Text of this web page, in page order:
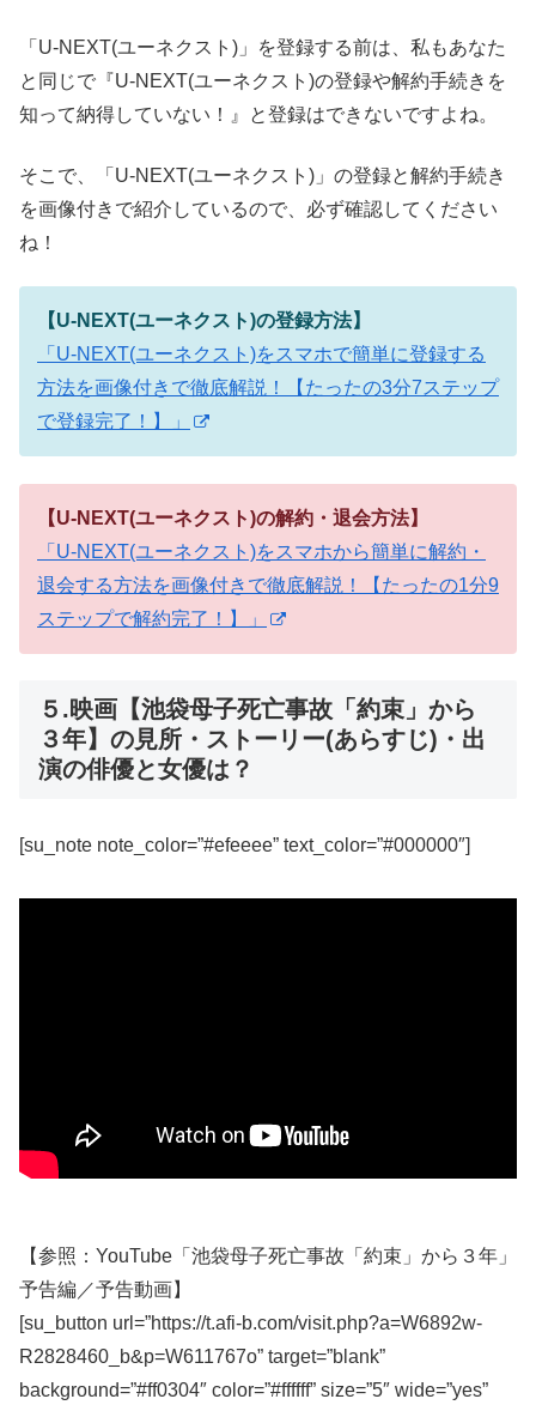
「U-NEXT(ユーネクスト)」を登録する前は、私もあなた
と同じで『U-NEXT(ユーネクスト)の登録や解約手続きを
知って納得していない！』と登録はできないですよね。
そこで、「U-NEXT(ユーネクスト)」の登録と解約手続き
を画像付きで紹介しているので、必ず確認してください
ね！
【U-NEXT(ユーネクスト)の登録方法】
「U-NEXT(ユーネクスト)をスマホで簡単に登録する
方法を画像付きで徹底解説！【たったの3分7ステップ
で登録完了！】」
【U-NEXT(ユーネクスト)の解約・退会方法】
「U-NEXT(ユーネクスト)をスマホから簡単に解約・
退会する方法を画像付きで徹底解説！【たったの1分9
ステップで解約完了！】」
５.映画【池袋母子死亡事故「約束」から
３年】の見所・ストーリー(あらすじ)・出
演の俳優と女優は？
[su_note note_color=”#efeeee” text_color=”#000000″]
【参照：YouTube「池袋母子死亡事故「約束」から３年」
予告編／予告動画】
[su_button url=”https://t.afi-b.com/visit.php?a=W6892w-
R2828460_b&p=W611767o” target=”blank”
background=”#ff0304″ color=”#ffffff” size=”5″ wide=”yes”